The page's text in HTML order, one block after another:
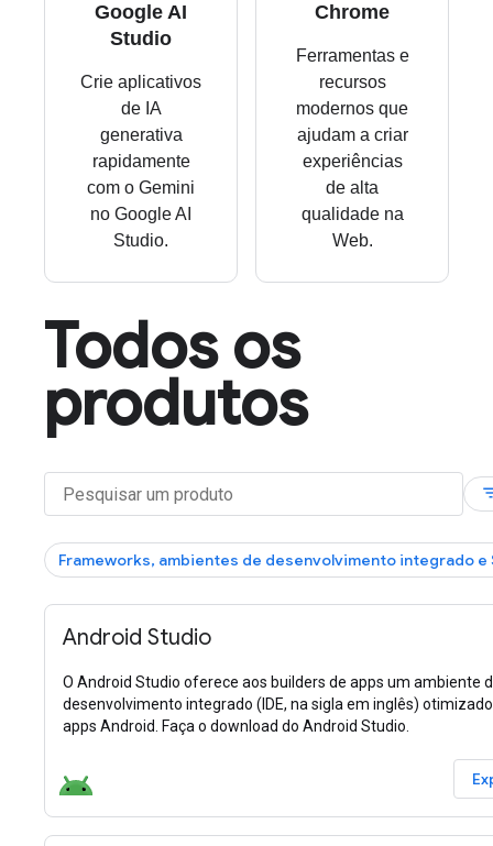
Google AI
Studio
Crie aplicativos
de IA
generativa
rapidamente
com o Gemini
no Google AI
Studio.
Chrome
Ferramentas e
recursos
modernos que
ajudam a criar
experiências
de alta
qualidade na
Web.
Todos os
produtos
Frameworks, ambientes de desenvolvimento integrado e
Android Studio
O Android Studio oferece aos builders de apps um ambiente
desenvolvimento integrado (IDE, na sigla em inglês)
apps Android. Faça o download do Android Studio.